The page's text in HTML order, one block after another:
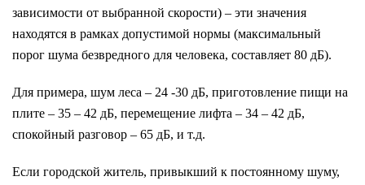
зависимости от выбранной скорости) – эти значения
находятся в рамках допустимой нормы (максимальный
порог шума безвредного для человека, составляет 80 дБ).
Для примера, шум леса – 24 -30 дБ, приготовление пищи на
плите – 35 – 42 дБ, перемещение лифта – 34 – 42 дБ,
спокойный разговор – 65 дБ, и т.д.
Если городской житель, привыкший к постоянному шуму,